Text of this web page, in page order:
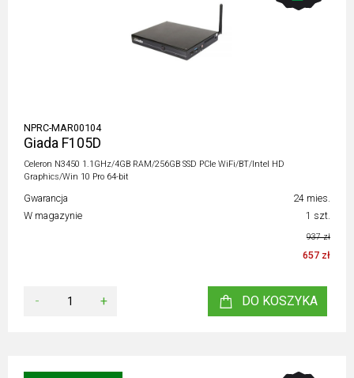
NPRC-MAR00104
Giada F105D
Celeron N3450 1.1GHz/4GB RAM/256GB SSD PCIe WiFi/BT/Intel HD
Graphics/Win 10 Pro 64-bit
Gwarancja
24 mies.
W magazynie
1 szt.
937 zł
657 zł
- + DO KOSZYKA